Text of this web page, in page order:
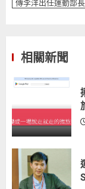
相關新聞